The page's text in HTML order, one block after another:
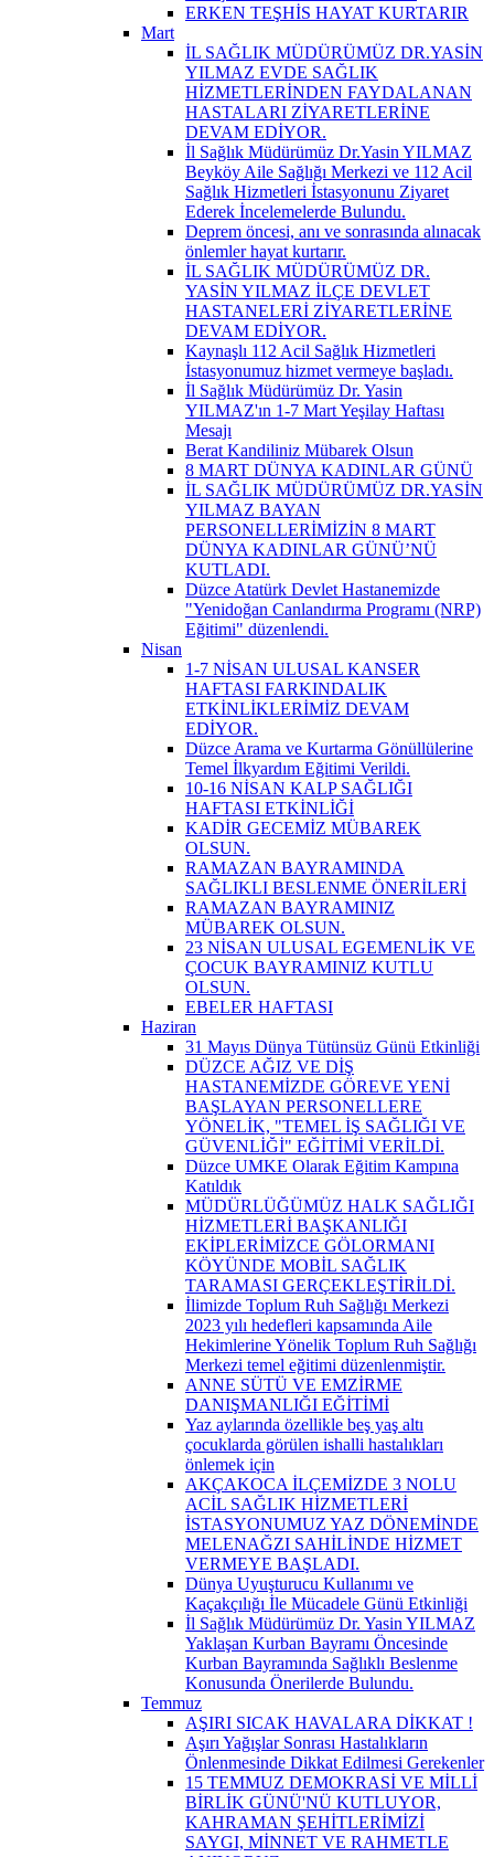
ERKEN TEŞHİS HAYAT KURTARIR
Mart
İL SAĞLIK MÜDÜRÜMÜZ DR.YASİN
YILMAZ EVDE SAĞLIK
HİZMETLERİNDEN FAYDALANAN
HASTALARI ZİYARETLERİNE
DEVAM EDİYOR.
İl Sağlık Müdürümüz Dr.Yasin YILMAZ
Beyköy Aile Sağlığı Merkezi ve 112 Acil
Sağlık Hizmetleri İstasyonunu Ziyaret
Ederek İncelemelerde Bulundu.
Deprem öncesi, anı ve sonrasında alınacak
önlemler hayat kurtarır.
İL SAĞLIK MÜDÜRÜMÜZ DR.
YASİN YILMAZ İLÇE DEVLET
HASTANELERİ ZİYARETLERİNE
DEVAM EDİYOR.
Kaynaşlı 112 Acil Sağlık Hizmetleri
İstasyonumuz hizmet vermeye başladı.
İl Sağlık Müdürümüz Dr. Yasin
YILMAZ'ın 1-7 Mart Yeşilay Haftası
Mesajı
Berat Kandiliniz Mübarek Olsun
8 MART DÜNYA KADINLAR GÜNÜ
İL SAĞLIK MÜDÜRÜMÜZ DR.YASİN
YILMAZ BAYAN
PERSONELLERİMİZİN 8 MART
DÜNYA KADINLAR GÜNÜ’NÜ
KUTLADI.
Düzce Atatürk Devlet Hastanemizde
"Yenidoğan Canlandırma Programı (NRP)
Eğitimi" düzenlendi.
Nisan
1-7 NİSAN ULUSAL KANSER
HAFTASI FARKINDALIK
ETKİNLİKLERİMİZ DEVAM
EDİYOR.
Düzce Arama ve Kurtarma Gönüllülerine
Temel İlkyardım Eğitimi Verildi.
10-16 NİSAN KALP SAĞLIĞI
HAFTASI ETKİNLİĞİ
KADİR GECEMİZ MÜBAREK
OLSUN.
RAMAZAN BAYRAMINDA
SAĞLIKLI BESLENME ÖNERİLERİ
RAMAZAN BAYRAMINIZ
MÜBAREK OLSUN.
23 NİSAN ULUSAL EGEMENLİK VE
ÇOCUK BAYRAMINIZ KUTLU
OLSUN.
EBELER HAFTASI
Haziran
31 Mayıs Dünya Tütünsüz Günü Etkinliği
DÜZCE AĞIZ VE DİŞ
HASTANEMİZDE GÖREVE YENİ
BAŞLAYAN PERSONELLERE
YÖNELİK, "TEMEL İŞ SAĞLIĞI VE
GÜVENLİĞİ" EĞİTİMİ VERİLDİ.
Düzce UMKE Olarak Eğitim Kampına
Katıldık
MÜDÜRLÜĞÜMÜZ HALK SAĞLIĞI
HİZMETLERİ BAŞKANLIĞI
EKİPLERİMİZCE GÖLORMANI
KÖYÜNDE MOBİL SAĞLIK
TARAMASI GERÇEKLEŞTİRİLDİ.
İlimizde Toplum Ruh Sağlığı Merkezi
2023 yılı hedefleri kapsamında Aile
Hekimlerine Yönelik Toplum Ruh Sağlığı
Merkezi temel eğitimi düzenlenmiştir.
ANNE SÜTÜ VE EMZİRME
DANIŞMANLIĞI EĞİTİMİ
Yaz aylarında özellikle beş yaş altı
çocuklarda görülen ishalli hastalıkları
önlemek için
AKÇAKOCA İLÇEMİZDE 3 NOLU
ACİL SAĞLIK HİZMETLERİ
İSTASYONUMUZ YAZ DÖNEMİNDE
MELENAĞZI SAHİLİNDE HİZMET
VERMEYE BAŞLADI.
Dünya Uyuşturucu Kullanımı ve
Kaçakçılığı İle Mücadele Günü Etkinliği
İl Sağlık Müdürümüz Dr. Yasin YILMAZ
Yaklaşan Kurban Bayramı Öncesinde
Kurban Bayramında Sağlıklı Beslenme
Konusunda Önerilerde Bulundu.
Temmuz
AŞIRI SICAK HAVALARA DİKKAT !
Aşırı Yağışlar Sonrası Hastalıkların
Önlenmesinde Dikkat Edilmesi Gerekenler
15 TEMMUZ DEMOKRASİ VE MİLLİ
BİRLİK GÜNÜ'NÜ KUTLUYOR,
KAHRAMAN ŞEHİTLERİMİZİ
SAYGI, MİNNET VE RAHMETLE